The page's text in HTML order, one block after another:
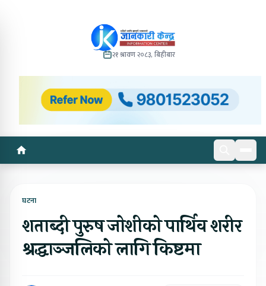
२१ श्रावण २०८३, बिहीबार
घटना
शताब्दी पुरुष जोशीको पार्थिव शरीर
श्रद्धाञ्जलिको लागि किष्टमा